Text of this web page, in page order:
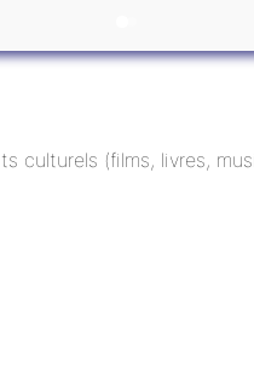
(films, livres,